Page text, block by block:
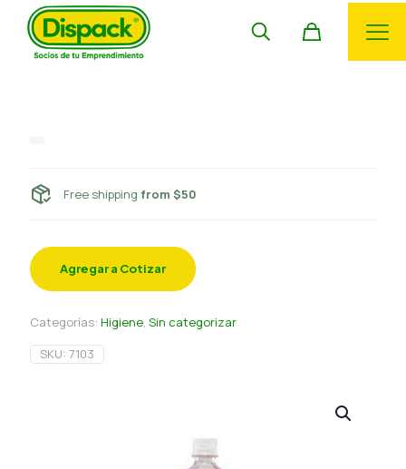
Free shipping from $50
Agregar a Cotizar
Categorías: Higiene, Sin categorizar
SKU: 7103